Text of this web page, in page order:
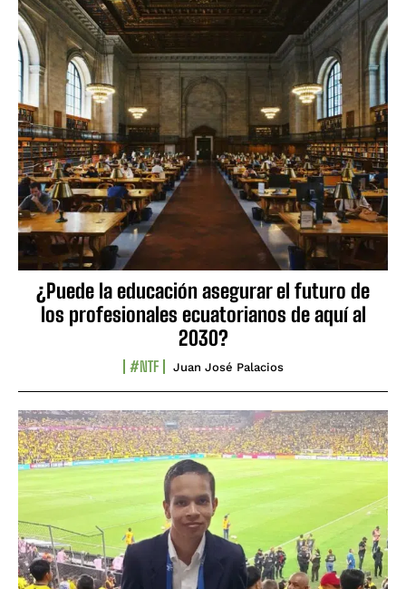
¿Puede la educación asegurar el futuro de
los profesionales ecuatorianos de aquí al
2030?
#NTF Juan José Palacios